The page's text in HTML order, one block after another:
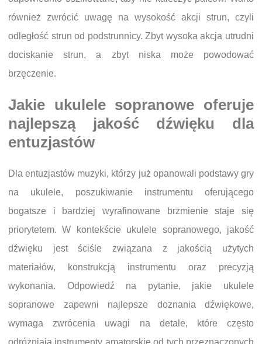
również zwrócić uwagę na wysokość akcji strun, czyli
odległość strun od podstrunnicy. Zbyt wysoka akcja utrudni
dociskanie strun, a zbyt niska może powodować
brzęczenie.
Jakie ukulele sopranowe oferuje
najlepszą jakość dźwięku dla
entuzjastów
Dla entuzjastów muzyki, którzy już opanowali podstawy gry
na ukulele, poszukiwanie instrumentu oferującego
bogatsze i bardziej wyrafinowane brzmienie staje się
priorytetem. W kontekście ukulele sopranowego, jakość
dźwięku jest ściśle związana z jakością użytych
materiałów, konstrukcją instrumentu oraz precyzją
wykonania. Odpowiedź na pytanie, jakie ukulele
sopranowe zapewni najlepsze doznania dźwiękowe,
wymaga zwrócenia uwagi na detale, które często
odróżniają instrumenty amatorskie od tych przeznaczonych